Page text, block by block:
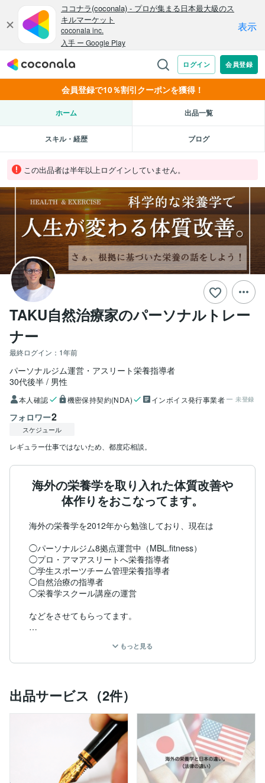
会員登録で10％割引クーポンを獲得！
ホーム 出品一覧
スキル・経歴 ブログ
この出品者は半年以上ログインしていません。
TAKU自然治療家のパーソナルトレー
ナー
最終ログイン： 1年前
パーソナルジム運営・アスリート栄養指導者
30代後半
男性
本人確認 機密保持契約(NDA) インボイス発行事業者 未登録
フォロワー2
スケジュール
レギュラー仕事ではないため、都度応相談。
海外の栄養学を取り入れた体質改善や
体作りをおこなってます。
海外の栄養学を2012年から勉強しており、現在は
◯パーソナルジム8拠点運営中（MBL.fitness）
◯プロ・アマアスリートへ栄養指導者
◯学生スポーツチーム管理栄養指導者
◯自然治療の指導者
◯栄養学スクール講座の運営
などをさせてもらってます。
◯体質改善（慢性的な症状や生活習慣病、食アレルギー
◯食事、栄養改善
◯スポーツ栄養指導者
など、行うことができ、人間の体の構造を元に1人1人
に必要な食事栄養のアドバイスをしていくことができま
もっと見る
出品サービス（2件）